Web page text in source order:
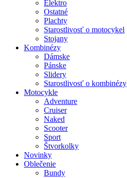
Elektro
Ostatné
Plachty
Starostlivosť o motocykel
Stojany
Kombinézy
Dámske
Pánske
Slidery
Starostlivosť o kombinézy
Motocykle
Adventure
Cruiser
Naked
Scooter
Sport
Štvorkolky
Novinky
Oblečenie
Bundy